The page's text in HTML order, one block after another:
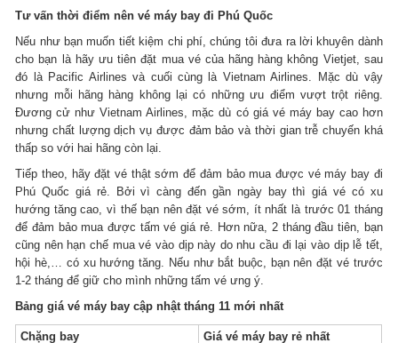
Tư vấn thời điểm nên vé máy bay đi Phú Quốc
Nếu như bạn muốn tiết kiệm chi phí, chúng tôi đưa ra lời khuyên dành
cho bạn là hãy ưu tiên đặt mua vé của hãng hàng không Vietjet, sau
đó là Pacific Airlines và cuối cùng là Vietnam Airlines. Mặc dù vậy
nhưng mỗi hãng hàng không lại có những ưu điểm vượt trột riêng.
Đương cử như Vietnam Airlines, mặc dù có giá vé máy bay cao hơn
nhưng chất lượng dịch vụ được đảm bảo và thời gian trễ chuyến khá
thấp so với hai hãng còn lại.
Tiếp theo, hãy đặt vé thật sớm để đảm bảo mua được vé máy bay đi
Phú Quốc giá rẻ. Bởi vì càng đến gần ngày bay thì giá vé có xu
hướng tăng cao, vì thế bạn nên đặt vé sớm, ít nhất là trước 01 tháng
để đảm bảo mua được tấm vé giá rẻ. Hơn nữa, 2 tháng đầu tiên, bạn
cũng nên hạn chế mua vé vào dịp này do nhu cầu đi lại vào dịp lễ tết,
hội hè,… có xu hướng tăng. Nếu như bắt buộc, bạn nên đặt vé trước
1-2 tháng để giữ cho mình những tấm vé ưng ý.
Bảng giá vé máy bay cập nhật tháng 11 mới nhất
Chặng bay Giá vé máy bay rẻ nhất